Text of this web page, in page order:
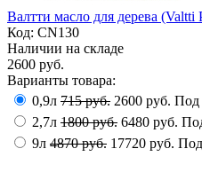
Валтти масло для дерева (Valtti
Код: CN130
Наличии на складе
2600 руб.
Варианты товара:
0,9л 715 руб. 2600 руб. Под
2,7л 1800 руб. 6480 руб.
9л 4870 руб. 17720 руб. Под